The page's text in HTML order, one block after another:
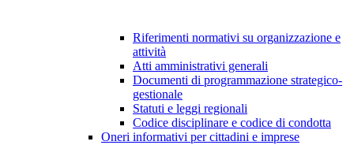
Riferimenti normativi su organizzazione e
attività
Atti amministrativi generali
Documenti di programmazione strategico-
gestionale
Statuti e leggi regionali
Codice disciplinare e codice di condotta
Oneri informativi per cittadini e imprese